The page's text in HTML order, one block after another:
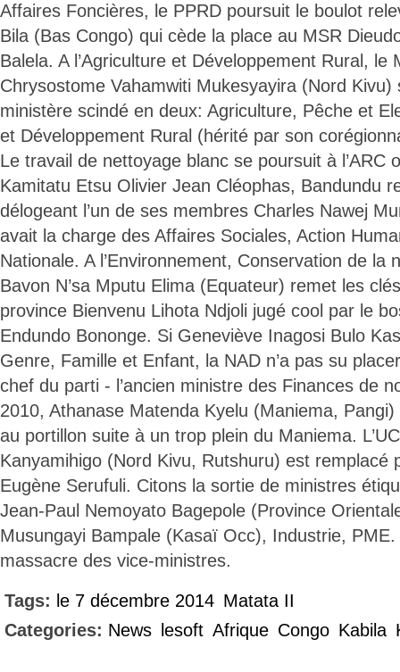
Affaires Foncières, le PPRD poursuit le boulot
Bila (Bas Congo) qui cède la place au MSR
Balela. A l’Agriculture et Développement Rural, le
Chrysostome Vahamwiti Mukesyayira (Nord Kivu)
ministère scindé en deux: Agriculture, Pêche et
et Développement Rural (hérité par son
Le travail de nettoyage blanc se poursuit à l’ARC
Kamitatu Etsu Olivier Jean Cléophas, Bandundu
délogeant l’un de ses membres Charles Nawej
avait la charge des Affaires Sociales, Action
Nationale. A l’Environnement, Conservation de la
Bavon N’sa Mputu Elima (Equateur) remet les
province Bienvenu Lihota Ndjoli jugé cool par le
Endundo Bononge. Si Geneviève Inagosi Bulo
Genre, Famille et Enfant, la NAD n’a pas su
chef du parti - l’ancien ministre des Finances de
2010, Athanase Matenda Kyelu (Maniema,
au portillon suite à un trop plein du Maniema.
Kanyamihigo (Nord Kivu, Rutshuru) est remplacé
Eugène Serufuli. Citons la sortie de ministres
Jean-Paul Nemoyato Bagepole (Province
Musungayi Bampale (Kasaï Occ), Industrie,
massacre des vice-ministres.
Tags: le 7 décembre 2014 Matata II
Categories: News lesoft Afrique Congo Kabila